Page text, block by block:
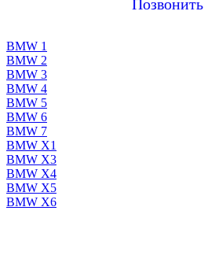
Позвонить
BMW 1
BMW 2
BMW 3
BMW 4
BMW 5
BMW 6
BMW 7
BMW X1
BMW X3
BMW X4
BMW X5
BMW X6